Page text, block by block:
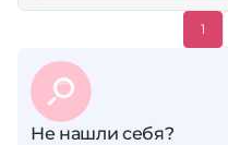
1
Не нашли себя?